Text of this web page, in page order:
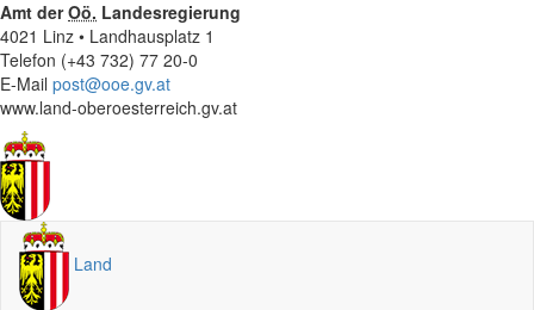
Amt derOö. Landesregierung
4021 Linz • Landhausplatz 1
Telefon (+43 732) 77 20-0
E-Mail post@ooe.gv.at
www.land-oberoesterreich.gv.at
Land